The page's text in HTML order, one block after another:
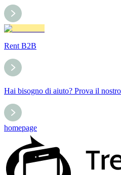
Rent B2B
Hai bisogno di aiuto? Prova il
homepage